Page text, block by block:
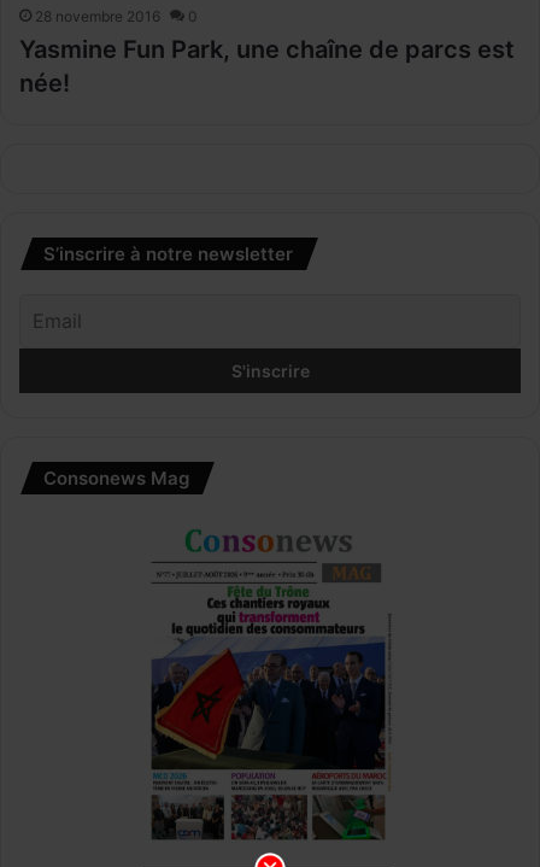
28 novembre 2016 0
Yasmine Fun Park, une chaîne de parcs est
née!
S’inscrire à notre newsletter
Consonews Mag